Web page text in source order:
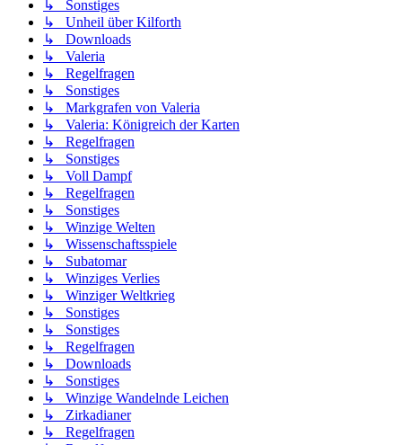
↳ Sonstiges
↳ Unheil über Kilforth
↳ Downloads
↳ Valeria
↳ Regelfragen
↳ Sonstiges
↳ Markgrafen von Valeria
↳ Valeria: Königreich der Karten
↳ Regelfragen
↳ Sonstiges
↳ Voll Dampf
↳ Regelfragen
↳ Sonstiges
↳ Winzige Welten
↳ Wissenschaftsspiele
↳ Subatomar
↳ Winziges Verlies
↳ Winziger Weltkrieg
↳ Sonstiges
↳ Sonstiges
↳ Regelfragen
↳ Downloads
↳ Sonstiges
↳ Winzige Wandelnde Leichen
↳ Zirkadianer
↳ Regelfragen